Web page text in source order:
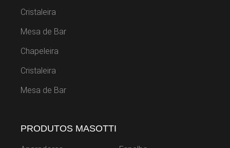
Cristaleira
Mesa de Bar
Chapeleira
Cristaleira
Mesa de Bar
PRODUTOS MASOTTI